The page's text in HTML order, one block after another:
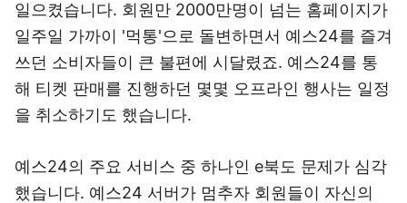
일으켰습니다. 회원만 2000만명이 넘는 홈페이지가
일주일 가까이 '먹통'으로 돌변하면서 예스24를 즐겨
쓰던 소비자들이 큰 불편에 시달렸죠. 예스24를 통
해 티켓 판매를 진행하던 몇몇 오프라인 행사는 일정
을 취소하기도 했습니다.
예스24의 주요 서비스 중 하나인 e북도 문제가 심각
했습니다. 예스24 서버가 멈추자 회원들이 자신의